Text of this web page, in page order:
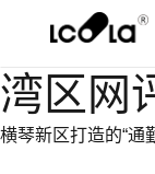
航
容
湾区网
横琴新区打造的“通